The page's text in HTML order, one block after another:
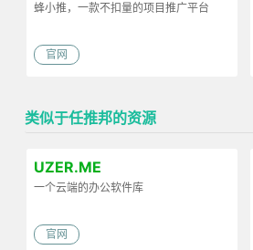
蜂小推，一款不扣量的项目推广平台
官网
类似于任推邦的资源
UZER.ME
一个云端的办公软件库
官网